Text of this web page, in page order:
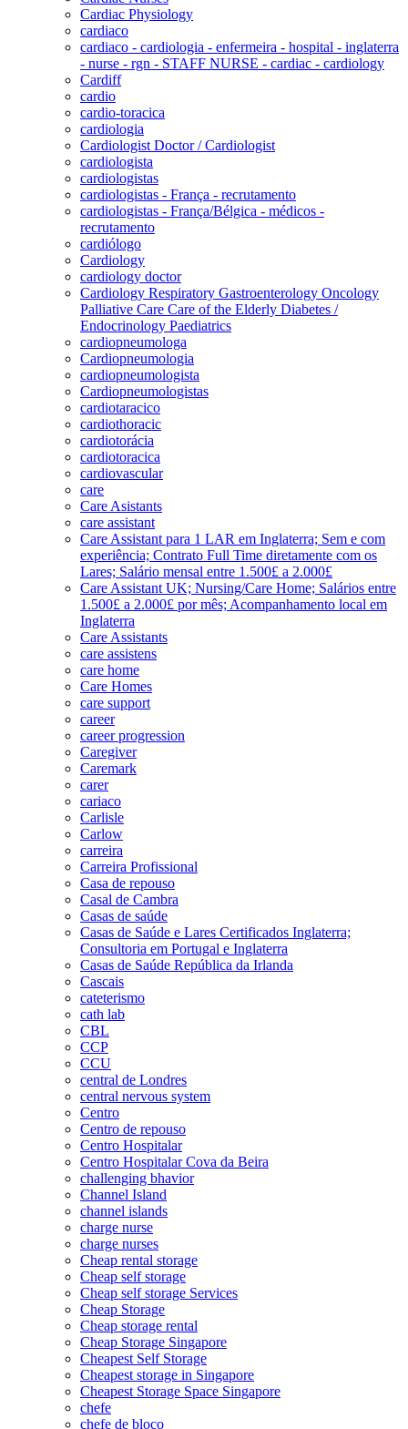
Cardiac Physiology
cardiaco
cardiaco - cardiologia - enfermeira - hospital - inglaterra
- nurse - rgn - STAFF NURSE - cardiac - cardiology
Cardiff
cardio
cardio-toracica
cardiologia
Cardiologist Doctor / Cardiologist
cardiologista
cardiologistas
cardiologistas - França - recrutamento
cardiologistas - França/Bélgica - médicos -
recrutamento
cardiólogo
Cardiology
cardiology doctor
Cardiology Respiratory Gastroenterology Oncology
Palliative Care Care of the Elderly Diabetes /
Endocrinology Paediatrics
cardiopneumologa
Cardiopneumologia
cardiopneumologista
Cardiopneumologistas
cardiotaracico
cardiothoracic
cardiotorácia
cardiotoracica
cardiovascular
care
Care Asistants
care assistant
Care Assistant para 1 LAR em Inglaterra; Sem e com
experiência; Contrato Full Time diretamente com os
Lares; Salário mensal entre 1.500£ a 2.000£
Care Assistant UK; Nursing/Care Home; Salários entre
1.500£ a 2.000£ por mês; Acompanhamento local em
Inglaterra
Care Assistants
care assistens
care home
Care Homes
care support
career
career progression
Caregiver
Caremark
carer
cariaco
Carlisle
Carlow
carreira
Carreira Profissional
Casa de repouso
Casal de Cambra
Casas de saúde
Casas de Saúde e Lares Certificados Inglaterra;
Consultoria em Portugal e Inglaterra
Casas de Saúde República da Irlanda
Cascais
cateterismo
cath lab
CBL
CCP
CCU
central de Londres
central nervous system
Centro
Centro de repouso
Centro Hospitalar
Centro Hospitalar Cova da Beira
challenging bhavior
Channel Island
channel islands
charge nurse
charge nurses
Cheap rental storage
Cheap self storage
Cheap self storage Services
Cheap Storage
Cheap storage rental
Cheap Storage Singapore
Cheapest Self Storage
Cheapest storage in Singapore
Cheapest Storage Space Singapore
chefe
chefe de bloco